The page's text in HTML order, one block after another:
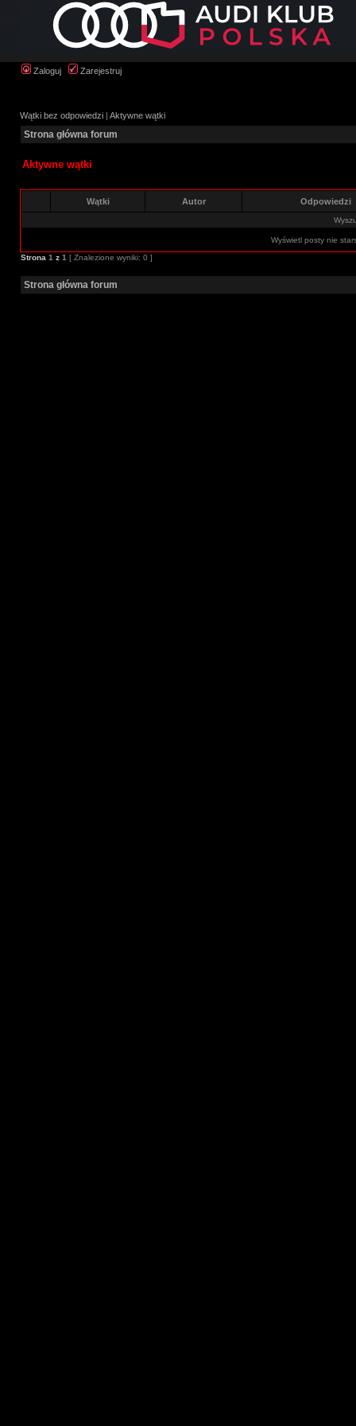
Zaloguj Zarejestruj
Wątki bez odpowiedzi | Aktywne wątki
Strona główna forum
Aktywne wątki
Wątki Autor Odpowiedzi
Wyświetl posty nie
Strona 1 z 1 [ Znalezione wyniki: 0 ]
Strona główna forum